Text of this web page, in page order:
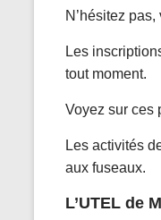
N’hésitez
Les
tout moment.
Voyez sur ces
Les activités
aux fuseaux.
L’UTEL de